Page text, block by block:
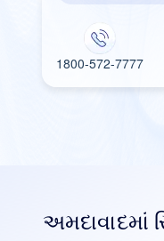
1800-572-7777
અમદાવાદમાં